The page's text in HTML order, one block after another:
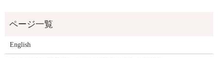
English